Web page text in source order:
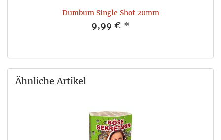
Dumbum Single Shot 20mm
9,99 € *
Ähnliche Artikel